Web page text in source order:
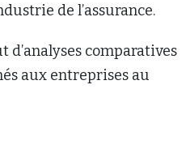
de l’assurance.
d’analyses comparatives
aux entreprises au